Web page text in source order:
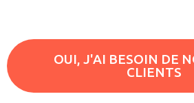
OUI, J'AI BESOIN DE
CLIENTS